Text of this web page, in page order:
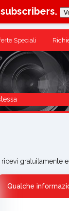
Speciali
gratuitamente
Qualche